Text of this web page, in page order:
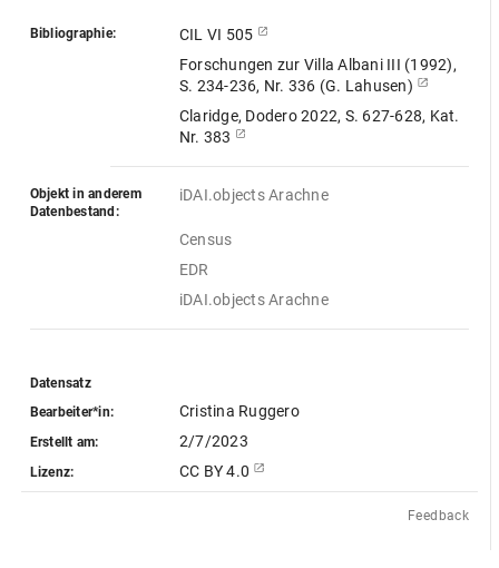
Bibliographie:
CIL VI 505
Forschungen zur Villa Albani III (1992),
S. 234-236, Nr. 336 (G. Lahusen)
Claridge, Dodero 2022, S. 627-628, Kat.
Nr. 383
Objekt in anderem
Datenbestand:
iDAI.objects Arachne
Census
EDR
iDAI.objects Arachne
Datensatz
Bearbeiter*in:
Cristina Ruggero
Erstellt am: 2/7/2023
Lizenz: CC BY 4.0
Feedback